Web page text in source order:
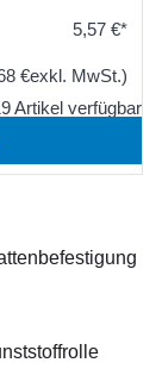
5,57 €*
€exkl. MwSt.)
Artikel verfügbar